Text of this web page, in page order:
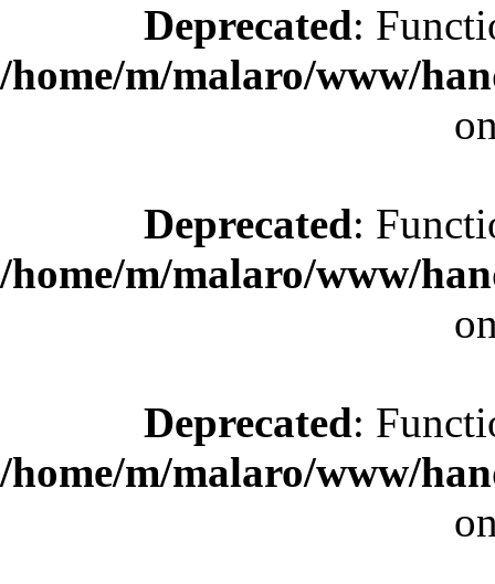
Deprecated:
/home/m/malaro/www/
Deprecated:
/home/m/malaro/www/
Deprecated:
/home/m/malaro/www/